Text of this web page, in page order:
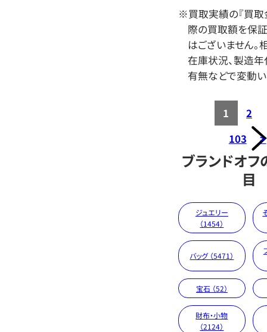
※買取実績の『買取
際の買取額を保
はございません。
在庫状況、製造年
有無などで変動い
1
2
103
>
ブランドオ
目
ジュエリー
（1454）
バッグ （5471）
宝石 （52）
財布・小物
（2124）